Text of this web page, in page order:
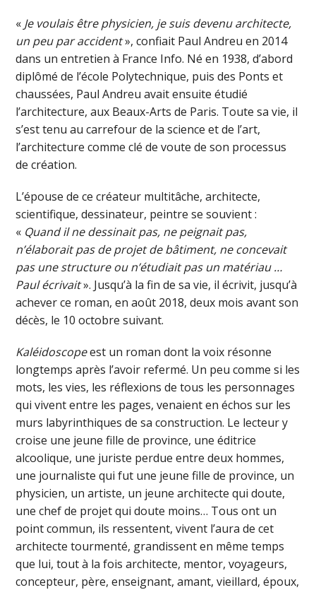
« Je voulais être physicien, je suis devenu architecte,
un peu par accident», confiait Paul Andreu en 2014
dans un entretien à France Info. Né en 1938, d’abord
diplômé de l’école Polytechnique, puis des Ponts et
chaussées, Paul Andreu avait ensuite étudié
l’architecture, aux Beaux-Arts de Paris. Toute sa vie, il
s’est tenu au carrefour de la science et de l’art,
l’architecture comme clé de voute de son processus
de création.
L’épouse de ce créateur multitâche, architecte,
scientifique, dessinateur, peintre se souvient :
« Quand il ne dessinait pas, ne peignait pas,
n’élaborait pas de projet de bâtiment, ne concevait
pas une structure ou n’étudiait pas un matériau …
Paul écrivait». Jusqu’à la fin de sa vie, il écrivit, jusqu’à
achever ce roman, en août 2018, deux mois avant son
décès, le 10 octobre suivant.
Kaléidoscopeest un roman dont la voix résonne
longtemps après l’avoir refermé. Un peu comme si les
mots, les vies, les réflexions de tous les personnages
qui vivent entre les pages, venaient en échos sur les
murs labyrinthiques de sa construction. Le lecteur y
croise une jeune fille de province, une éditrice
alcoolique, une juriste perdue entre deux hommes,
une journaliste qui fut une jeune fille de province, un
physicien, un artiste, un jeune architecte qui doute,
une chef de projet qui doute moins… Tous ont un
point commun, ils ressentent, vivent l’aura de cet
architecte tourmenté, grandissent en même temps
que lui, tout à la fois architecte, mentor, voyageurs,
concepteur, père, enseignant, amant, vieillard, époux,